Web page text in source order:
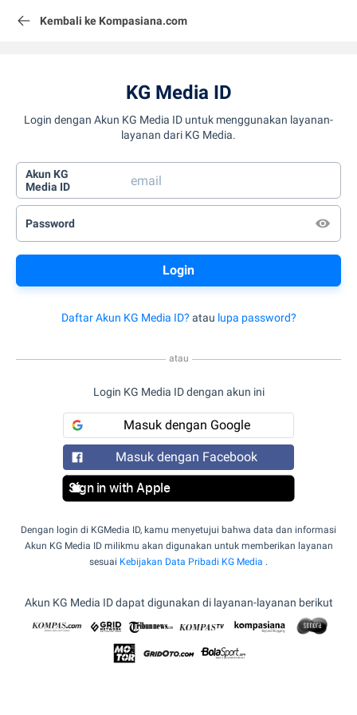
Kembali ke Kompasiana.com
KG Media ID
Login dengan Akun KG Media ID untuk menggunakan layanan-
layanan dari KG Media.
Akun KG
Media ID
Password
Daftar Akun KG Media ID? atau lupa password?
atau
Login KG Media ID dengan akun ini
Masuk dengan Google
Masuk dengan Facebook
Sign in with Apple
Dengan login di KGMedia ID, kamu menyetujui bahwa data dan informasi
Akun KG Media ID milikmu akan digunakan untuk memberikan layanan
sesuai Kebijakan Data Pribadi KG Media .
Akun KG Media ID dapat digunakan di layanan-layanan berikut